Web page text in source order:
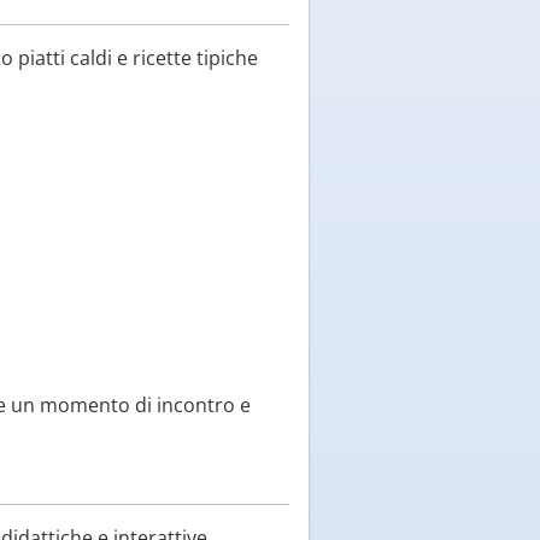
piatti caldi e ricette tipiche
un momento di incontro e